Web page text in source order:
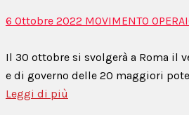
6 Ottobre 2022 MOVIMENTO
Il 30 ottobre si svolgerà a Roma il
e di governo delle 20 maggiori
Leggi di più